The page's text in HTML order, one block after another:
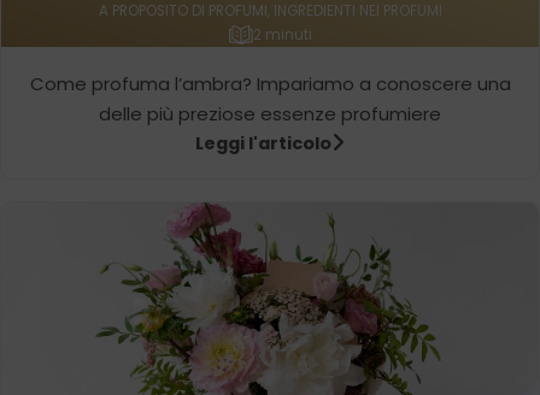
A PROPOSITO DI PROFUMI, INGREDIENTI NEI PROFUMI
2 minuti
Come profuma l’ambra? Impariamo a conoscere una
delle più preziose essenze profumiere
Leggi l'articolo